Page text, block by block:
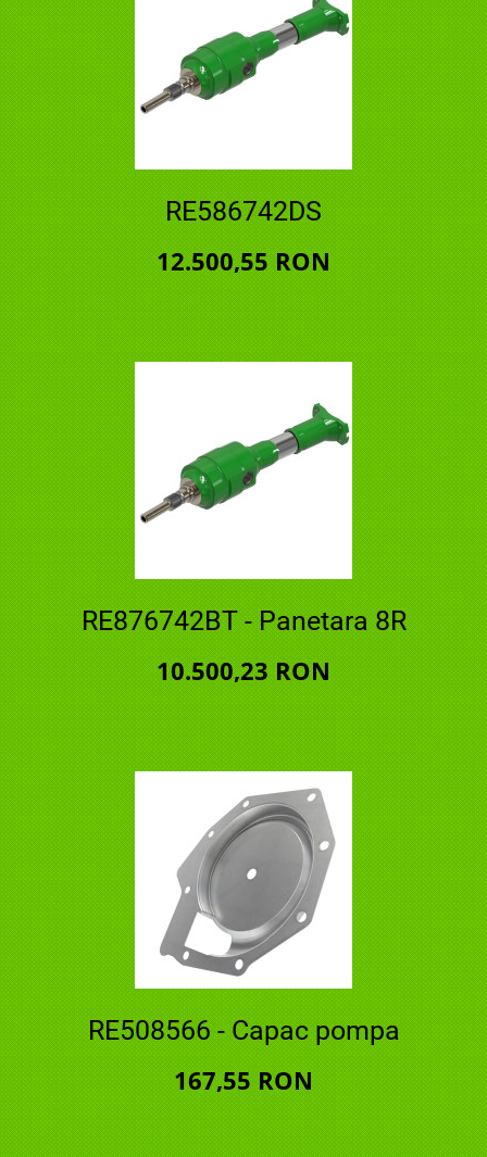
RE586742DS
12.500,55 RON
RE876742BT - Panetara 8R
10.500,23 RON
RE508566 - Capac pompa
167,55 RON